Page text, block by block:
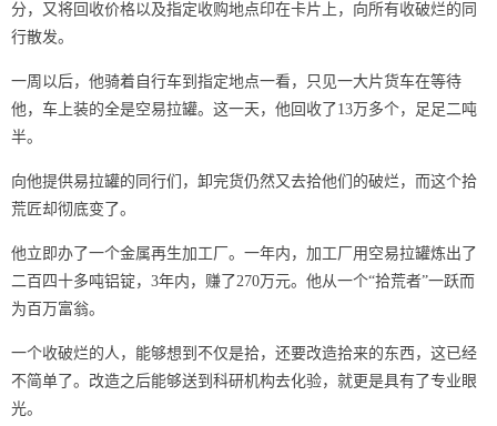
分，又将回收价格以及指定收购地点印在卡片上，向所有收破烂的同
行散发。
一周以后，他骑着自行车到指定地点一看，只见一大片货车在等待
他，车上装的全是空易拉罐。这一天，他回收了13万多个，足足二吨
半。
向他提供易拉罐的同行们，卸完货仍然又去拾他们的破烂，而这个拾
荒匠却彻底变了。
他立即办了一个金属再生加工厂。一年内，加工厂用空易拉罐炼出了
二百四十多吨铝锭，3年内，赚了270万元。他从一个“拾荒者”一跃而
为百万富翁。
一个收破烂的人，能够想到不仅是拾，还要改造拾来的东西，这已经
不简单了。改造之后能够送到科研机构去化验，就更是具有了专业眼
光。